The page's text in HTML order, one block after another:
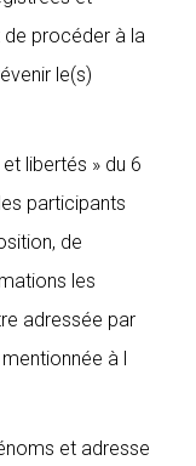
de procéder à la
le(s)
libertés » du 6
participants
de
les
adressée par
à l
et adresse